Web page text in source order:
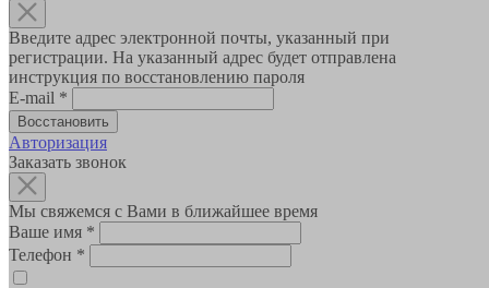
Введите адрес электронной почты, указанный при
регистрации. На указанный адрес будет отправлена
инструкция по восстановлению пароля
E-mail *
Авторизация
Заказать звонок
Мы свяжемся с Вами в ближайшее время
Ваше имя *
Телефон *